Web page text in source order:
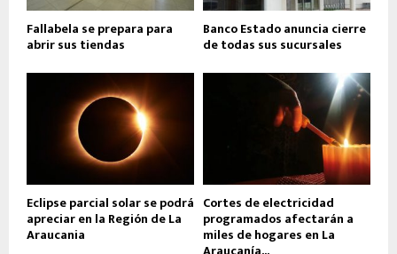
Fallabela se prepara para
abrir sus tiendas
Banco Estado anuncia cierre
de todas sus sucursales
Eclipse parcial solar se podrá
apreciar en la Región de La
Araucania
Cortes de electricidad
programados afectarán a
miles de hogares en La